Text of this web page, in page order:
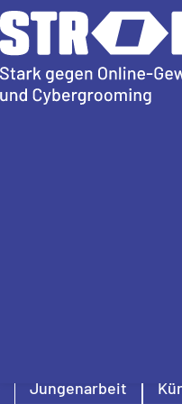
Jungenarbeit